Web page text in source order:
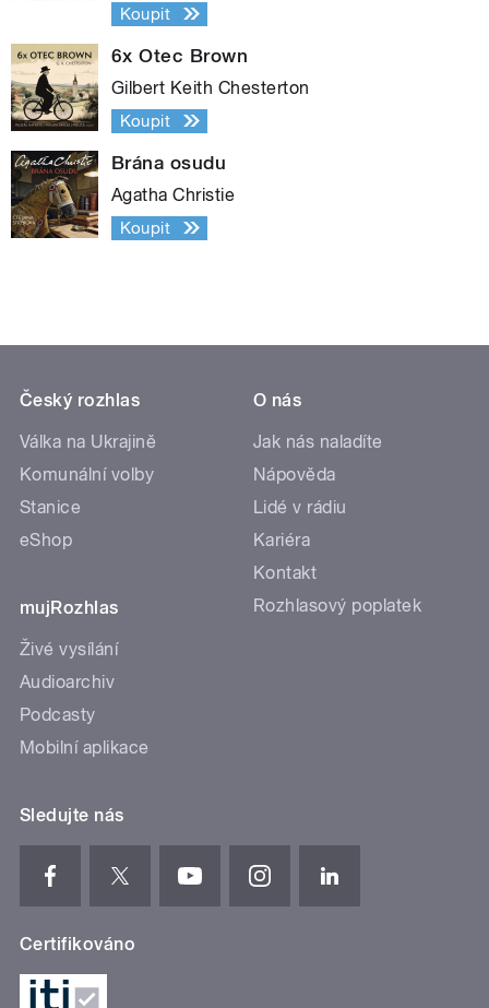
Koupit
6x Otec Brown
Gilbert Keith Chesterton
Koupit
Brána osudu
Agatha Christie
Koupit
Český rozhlas
Válka na Ukrajině
Komunální volby
Stanice
eShop
mujRozhlas
Živé vysílání
Audioarchiv
Podcasty
Mobilní aplikace
O nás
Jak nás naladíte
Nápověda
Lidé v rádiu
Kariéra
Kontakt
Rozhlasový poplatek
Sledujte nás
Certifikováno